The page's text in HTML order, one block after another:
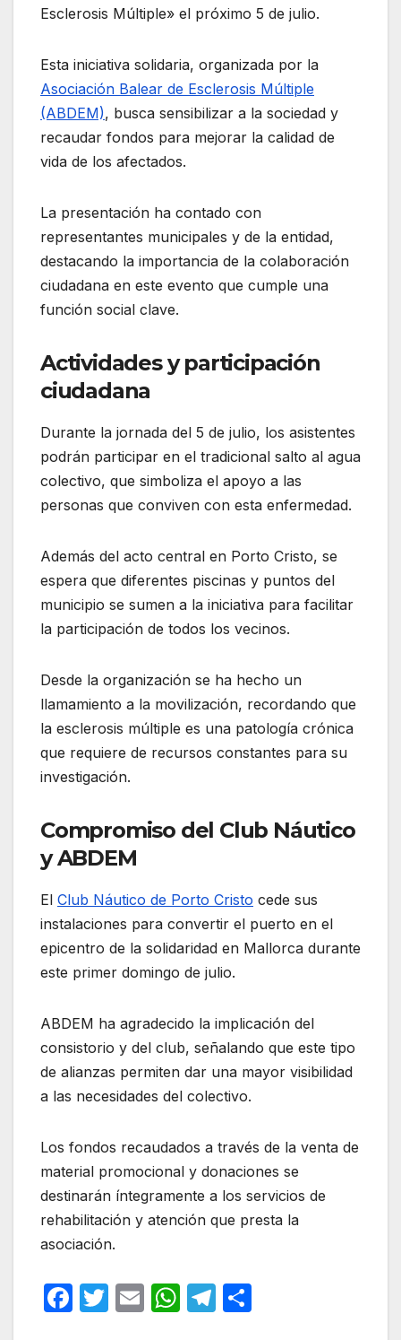
Esclerosis Múltiple» el próximo 5 de julio.
Esta iniciativa solidaria, organizada por la
Asociación Balear de Esclerosis Múltiple
(ABDEM), busca sensibilizar a la sociedad y
recaudar fondos para mejorar la calidad de
vida de los afectados.
La presentación ha contado con
representantes municipales y de la entidad,
destacando la importancia de la colaboración
ciudadana en este evento que cumple una
función social clave.
Actividades y participación
ciudadana
Durante la jornada del 5 de julio, los asistentes
podrán participar en el tradicional salto al agua
colectivo, que simboliza el apoyo a las
personas que conviven con esta enfermedad.
Además del acto central en Porto Cristo, se
espera que diferentes piscinas y puntos del
municipio se sumen a la iniciativa para facilitar
la participación de todos los vecinos.
Desde la organización se ha hecho un
llamamiento a la movilización, recordando que
la esclerosis múltiple es una patología crónica
que requiere de recursos constantes para su
investigación.
Compromiso del Club Náutico
y ABDEM
El Club Náutico de Porto Cristo cede sus
instalaciones para convertir el puerto en el
epicentro de la solidaridad en Mallorca durante
este primer domingo de julio.
ABDEM ha agradecido la implicación del
consistorio y del club, señalando que este tipo
de alianzas permiten dar una mayor visibilidad
a las necesidades del colectivo.
Los fondos recaudados a través de la venta de
material promocional y donaciones se
destinarán íntegramente a los servicios de
rehabilitación y atención que presta la
asociación.
F
T
E
W T